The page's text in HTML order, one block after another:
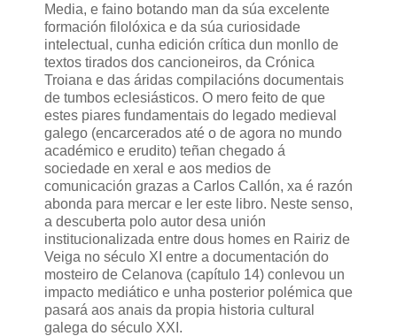
Media, e faino botando man da súa excelente
formación filolóxica e da súa curiosidade
intelectual, cunha edición crítica dun monllo de
textos tirados dos cancioneiros, da Crónica
Troiana e das áridas compilacións documentais
de tumbos eclesiásticos. O mero feito de que
estes piares fundamentais do legado medieval
galego (encarcerados até o de agora no mundo
académico e erudito) teñan chegado á
sociedade en xeral e aos medios de
comunicación grazas a Carlos Callón, xa é razón
abonda para mercar e ler este libro. Neste senso,
a descuberta polo autor desa unión
institucionalizada entre dous homes en Rairiz de
Veiga no século XI entre a documentación do
mosteiro de Celanova (capítulo 14) conlevou un
impacto mediático e unha posterior polémica que
pasará aos anais da propia historia cultural
galega do século XXI.